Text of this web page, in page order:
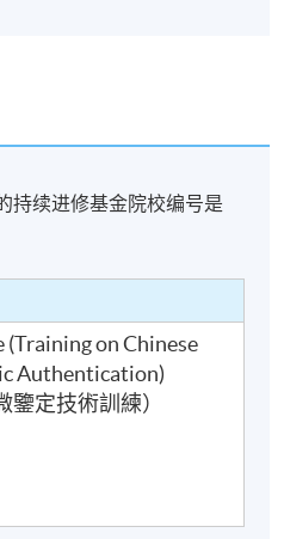
持续进修基金院校编号是
on Chinese
Authentication)
定技術訓練）